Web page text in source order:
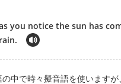
you notice the sun has
中で時々擬音語を使います